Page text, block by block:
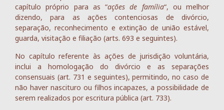
capítulo próprio para as “ações de família“, ou melhor
dizendo, para as ações contenciosas de divórcio,
separação, reconhecimento e extinção de união estável,
guarda, visitação e filiação (arts. 693 e seguintes).
No capítulo referente às ações de jurisdição voluntária,
inclui a homologação do divórcio e as separações
consensuais (art. 731 e seguintes), permitindo, no caso de
não haver nascituro ou filhos incapazes, a possibilidade de
serem realizados por escritura pública (art. 733).